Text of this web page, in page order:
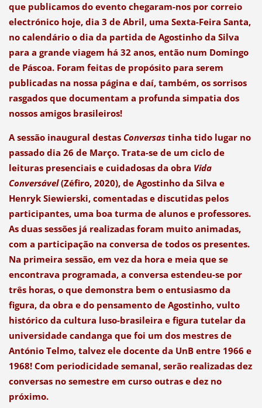
que publicamos do evento chegaram-nos por correio
electrónico hoje, dia 3 de Abril, uma Sexta-Feira Santa,
no calendário o dia da partida de Agostinho da Silva
para a grande viagem há 32 anos, então num Domingo
de Páscoa. Foram feitas de propósito para serem
publicadas na nossa página e daí, também, os sorrisos
rasgados que documentam a profunda simpatia dos
nossos amigos brasileiros!
A sessão inaugural destas Conversas tinha tido lugar no
passado dia 26 de Março. Trata-se de um ciclo de
leituras presenciais e cuidadosas da obra Vida
Conversável(Zéfiro, 2020), de Agostinho da Silva e
Henryk Siewierski, comentadas e discutidas pelos
participantes, uma boa turma de alunos e professores.
As duas sessões já realizadas foram muito animadas,
com a participação na conversa de todos os presentes.
Na primeira sessão, em vez da hora e meia que se
encontrava programada, a conversa estendeu-se por
três horas, o que demonstra bem o entusiasmo da
figura, da obra e do pensamento de Agostinho, vulto
histórico da cultura luso-brasileira e figura tutelar da
universidade candanga que foi um dos mestres de
António Telmo, talvez ele docente da UnB entre 1966 e
1968! Com periodicidade semanal, serão realizadas dez
conversas no semestre em curso outras e dez no
próximo.